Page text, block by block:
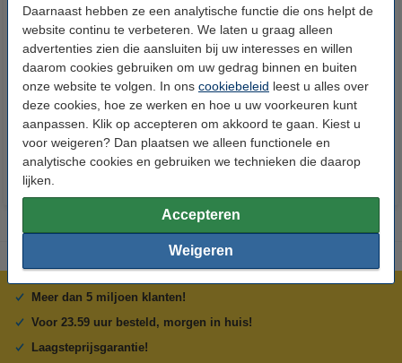
Daarnaast hebben ze een analytische functie die ons helpt de
website continu te verbeteren. We laten u graag alleen
advertenties zien die aansluiten bij uw interesses en willen
daarom cookies gebruiken om uw gedrag binnen en buiten
onze website te volgen. In ons cookiebeleid leest u alles over
deze cookies, hoe ze werken en hoe u uw voorkeuren kunt
aanpassen. Klik op accepteren om akkoord te gaan. Kiest u
voor weigeren? Dan plaatsen we alleen functionele en
analytische cookies en gebruiken we technieken die daarop
lijken.
Accepteren
Weigeren
123accu Xtreme Power AAA /
MN2400 / LR03 alkaline batterij
€ 14,50 € 13,05
Inclusief 21%
BTW
123accu Xtreme Power
knoopcellen multipack
€ 5,95 € 5,36 Inclusief 21% BTW
Meer dan 5 miljoen klanten!
Voor 23.59 uur besteld, morgen in huis!
Laagsteprijsgarantie!